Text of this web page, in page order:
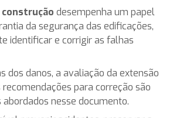
desempenha um papel
da segurança das edificações,
identificar e corrigir as falhas
dos danos, a avaliação da extensão
para correção são
nesse documento.